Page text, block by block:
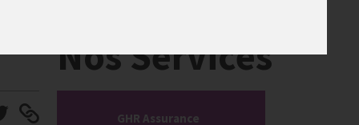
Nos Services
GHR Assurance